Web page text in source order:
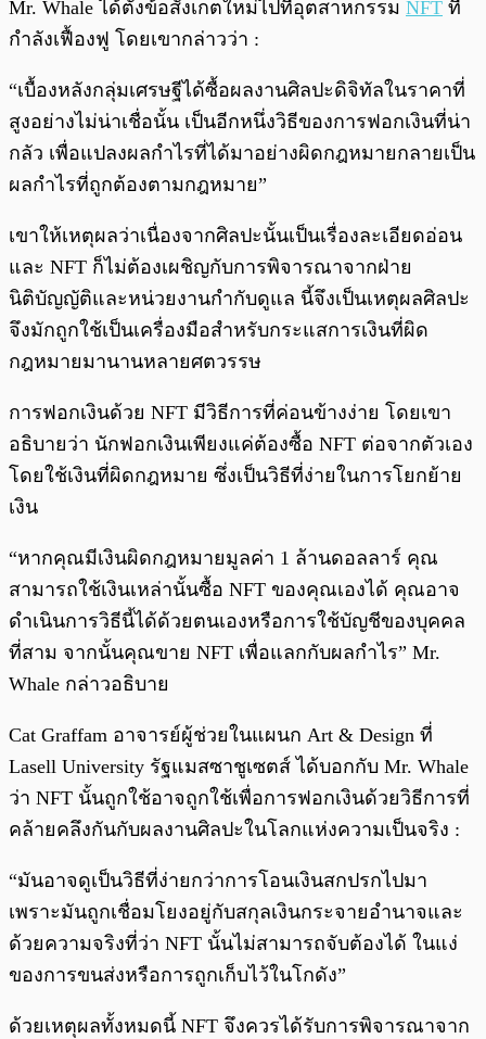
Mr. Whale ได้ตั้งข้อสังเกตใหม่ไปที่อุตสาหกรรม NFT ที่
กำลังเฟื้องฟู โดยเขากล่าวว่า :
“เบื้องหลังกลุ่มเศรษฐีได้ซื้อผลงานศิลปะดิจิทัลในราคาที่
สูงอย่างไม่น่าเชื่อนั้น เป็นอีกหนึ่งวิธีของการฟอกเงินที่น่า
กลัว เพื่อแปลงผลกำไรที่ได้มาอย่างผิดกฎหมายกลายเป็น
ผลกำไรที่ถูกต้องตามกฎหมาย”
เขาให้เหตุผลว่าเนื่องจากศิลปะนั้นเป็นเรื่องละเอียดอ่อน
และ NFT ก็ไม่ต้องเผชิญกับการพิจารณาจากฝ่าย
นิติบัญญัติและหน่วยงานกำกับดูแล นี้จึงเป็นเหตุผลศิลปะ
จึงมักถูกใช้เป็นเครื่องมือสำหรับกระแสการเงินที่ผิด
กฎหมายมานานหลายศตวรรษ
การฟอกเงินด้วย NFT มีวิธีการที่ค่อนข้างง่าย โดยเขา
อธิบายว่า นักฟอกเงินเพียงแค่ต้องซื้อ NFT ต่อจากตัวเอง
โดยใช้เงินที่ผิดกฎหมาย ซึ่งเป็นวิธีที่ง่ายในการโยกย้าย
เงิน
“หากคุณมีเงินผิดกฎหมายมูลค่า 1 ล้านดอลลาร์ คุณ
สามารถใช้เงินเหล่านั้นซื้อ NFT ของคุณเองได้ คุณอาจ
ดำเนินการวิธีนี้ได้ด้วยตนเองหรือการใช้บัญชีของบุคคล
ที่สาม จากนั้นคุณขาย NFT เพื่อแลกกับผลกำไร” Mr.
Whale กล่าวอธิบาย
Cat Graffam อาจารย์ผู้ช่วยในแผนก Art & Design ที่
Lasell University รัฐแมสซาชูเซตส์ ได้บอกกับ Mr. Whale
ว่า NFT นั้นถูกใช้อาจถูกใช้เพื่อการฟอกเงินด้วยวิธีการที่
คล้ายคลึงกันกับผลงานศิลปะในโลกแห่งความเป็นจริง :
“มันอาจดูเป็นวิธีที่ง่ายกว่าการโอนเงินสกปรกไปมา
เพราะมันถูกเชื่อมโยงอยู่กับสกุลเงินกระจายอำนาจและ
ด้วยความจริงที่ว่า NFT นั้นไม่สามารถจับต้องได้ ในแง่
ของการขนส่งหรือการถูกเก็บไว้ในโกดัง”
ด้วยเหตุผลทั้งหมดนี้ NFT จึงควรได้รับการพิจารณาจาก